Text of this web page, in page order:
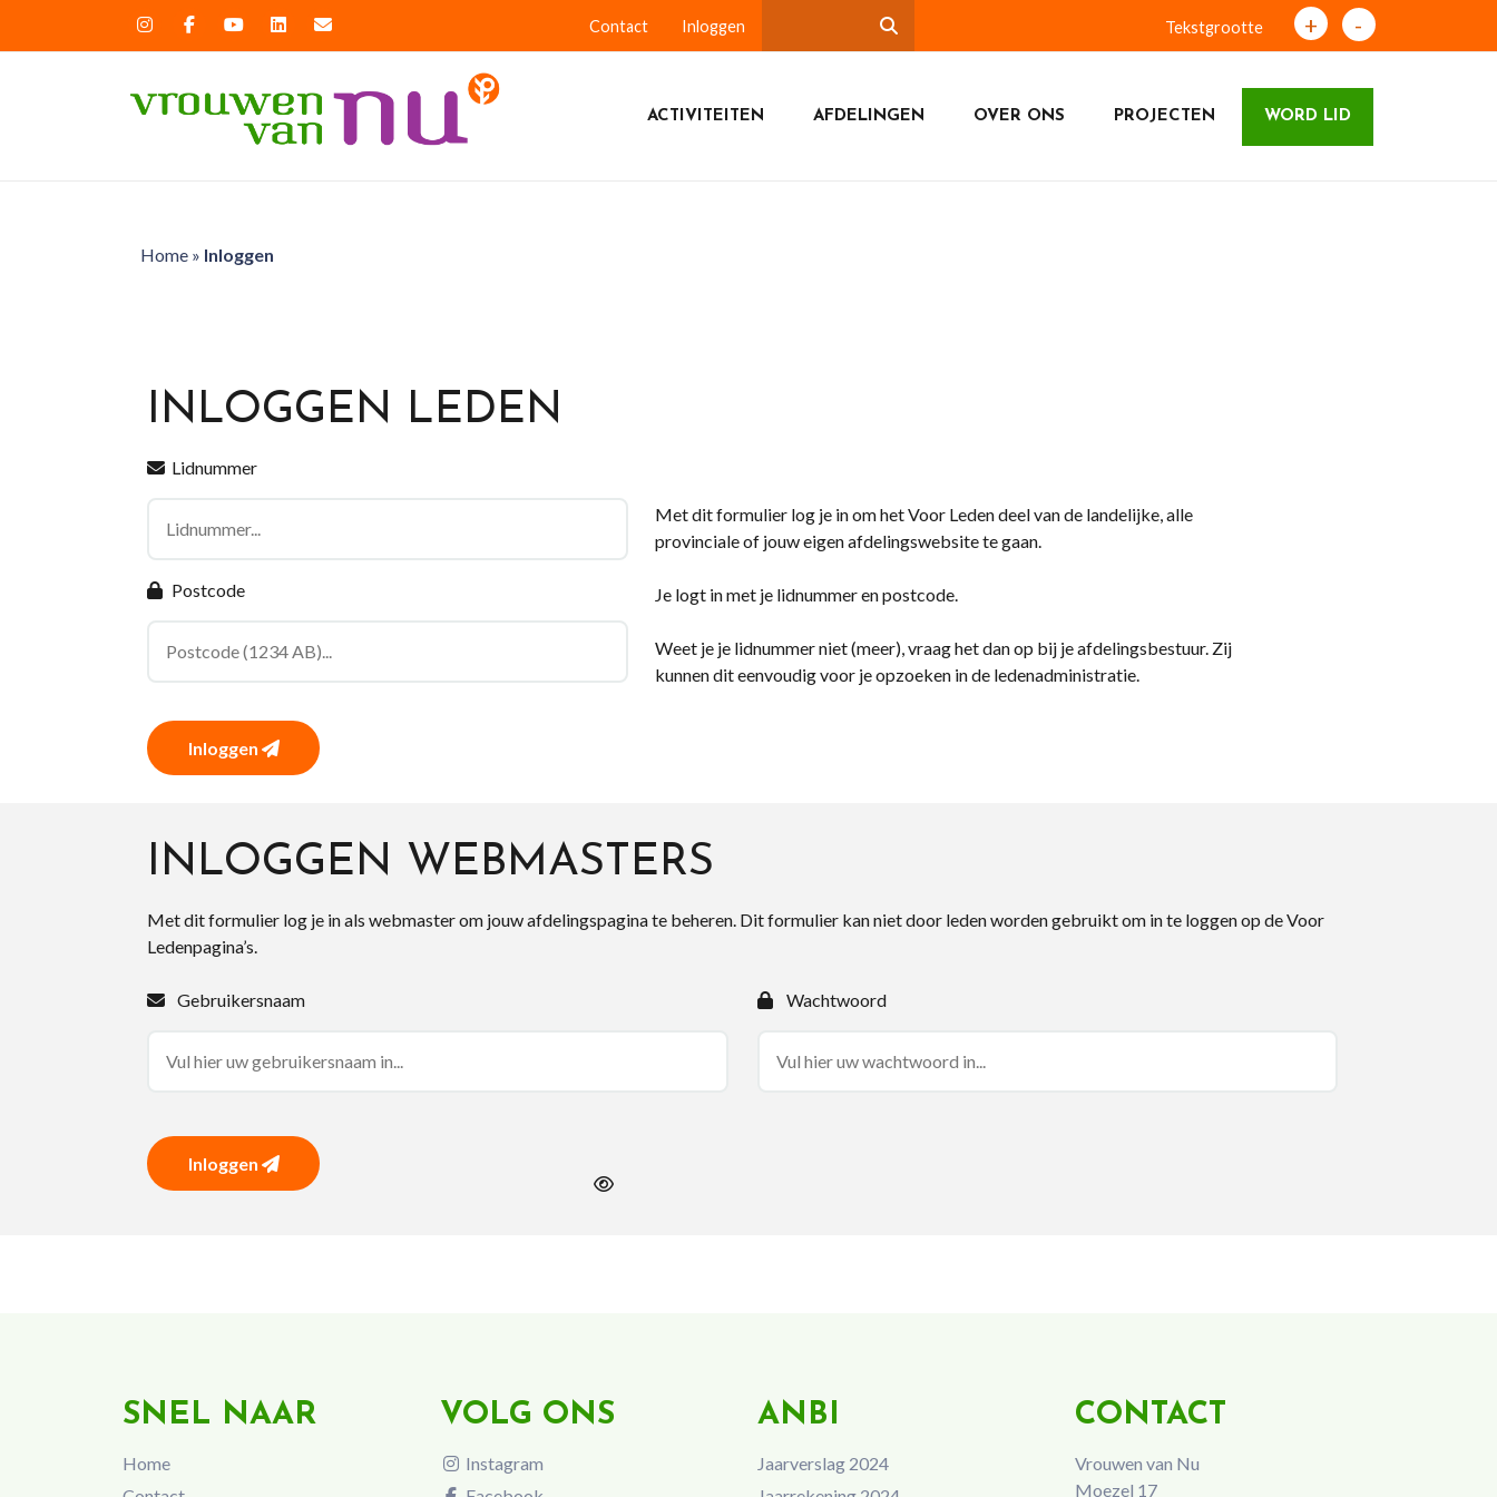
Contact Inloggen Tekstgrootte + -
ACTIVITEITEN AFDELINGEN OVER ONS PROJECTEN WORD LID
Home» Inloggen
INLOGGEN LEDEN
Lidnummer
Postcode
Inloggen
Met dit formulier log je in om het Voor Leden deel van de landelijke, alle
provinciale of jouw eigen afdelingswebsite te gaan.
Je logt in met je lidnummer en postcode.
Weet je je lidnummer niet (meer), vraag het dan op bij je afdelingsbestuur. Zij
kunnen dit eenvoudig voor je opzoeken in de ledenadministratie.
INLOGGEN WEBMASTERS
Met dit formulier log je in als webmaster om jouw afdelingspagina te beheren. Dit formulier kan niet door leden worden gebruikt om in te loggen op de Voor
Ledenpagina’s.
Gebruikersnaam Wachtwoord
Inloggen
SNEL NAAR
Home
VOLG ONS
Instagram
ANBI
Jaarverslag 2024
CONTACT
Vrouwen van Nu
Moezel 17